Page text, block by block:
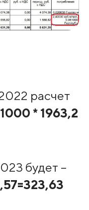
расчет
* 1963,2
будет –